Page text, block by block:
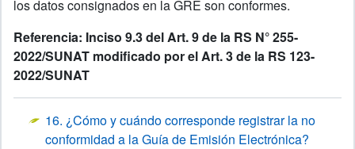
los datos consignados en la GRE son conformes.
Referencia: Inciso 9.3 del Art. 9 de la RS N° 255-
2022/SUNAT modificado por el Art. 3 de la RS 123-
2022/SUNAT
16. ¿Cómo y cuándo corresponde registrar la no
conformidad a la Guía de Emisión Electrónica?